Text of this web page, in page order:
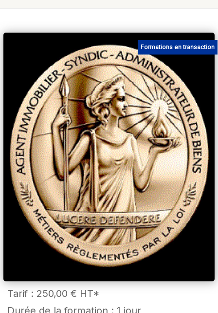
Formations en transaction
Tarif : 250,00 € HT*